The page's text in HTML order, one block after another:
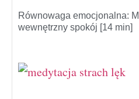
Równowaga emocjonalna:
wewnętrzny spokój [14 min]